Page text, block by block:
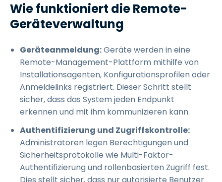
Wie funktioniert die Remote-
Geräteverwaltung
Geräteanmeldung:Geräte werden in eine
Remote-Management-Plattform mithilfe von
Installationsagenten, Konfigurationsprofilen oder
Anmeldelinks registriert. Dieser Schritt stellt
sicher, dass das System jeden Endpunkt
erkennen und mit ihm kommunizieren kann.
Authentifizierung und Zugriffskontrolle:
Administratoren legen Berechtigungen und
Sicherheitsprotokolle wie Multi-Faktor-
Authentifizierung und rollenbasierten Zugriff fest.